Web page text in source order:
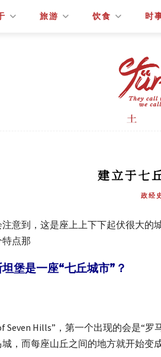
旅游 饮食 时
建立于七
政经
意到，这是座上上下下起伏很大
点那
堡是一座“七丘城市”？
Seven Hills”，第一个出现的会是“
，而每座山丘之间的地方就开始